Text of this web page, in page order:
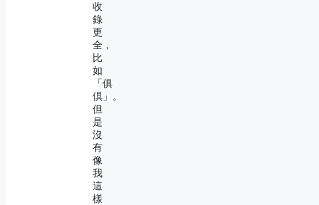
收
錄
更
全，
比
如
「俱
倶」。
但
是
沒
有
像
我
這
樣